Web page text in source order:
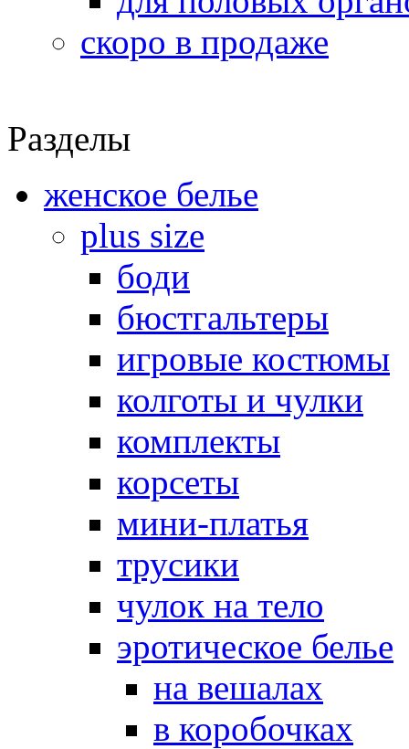
скоро в продаже
Разделы
женское белье
plus size
боди
бюстгальтеры
игровые костюмы
колготы и чулки
комплекты
корсеты
мини-платья
трусики
чулок на тело
эротическое белье
на вешалах
в коробочках